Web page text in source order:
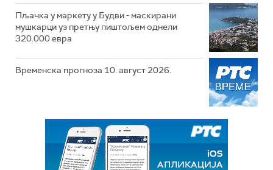
Пљачка у маркету у Будви - маскирани
мушкарци уз претњу пиштољем однели
320.000 евра
Временска прогноза 10. август 2026.